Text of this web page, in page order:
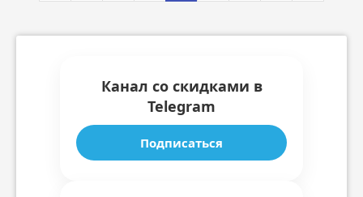
Канал со скидками в
Telegram
Подписаться